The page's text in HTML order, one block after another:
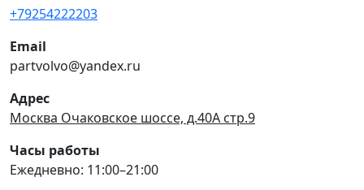
+79254222203
Email
partvolvo@yandex.ru
Адрес
Москва Очаковское шоссе, д.40А стр.9
Часы работы
Ежедневно: 11:00–21:00